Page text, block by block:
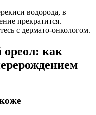
водорода, в
прекратится.
с дермато-онкологом.
как